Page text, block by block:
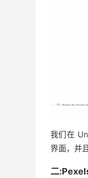
我们在
界面，并
二